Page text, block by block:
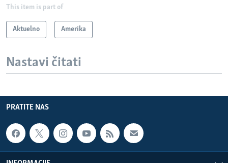
This item is part of
Aktuelno Amerika
Nastavi čitati
PRATITE NAS